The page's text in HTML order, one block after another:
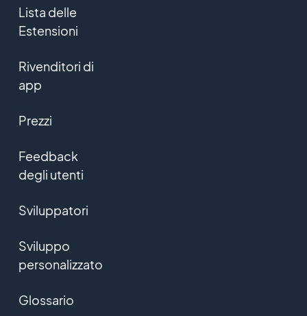
Lista delle
Estensioni
Rivenditori di
app
Prezzi
Feedback
degli utenti
Sviluppatori
Sviluppo
personalizzato
Glossario